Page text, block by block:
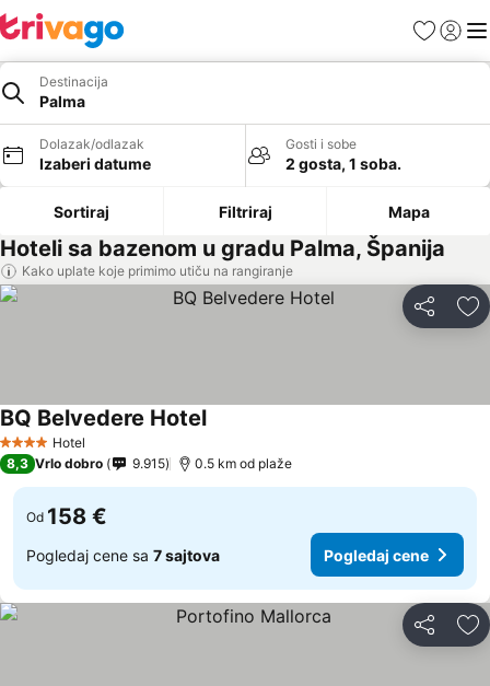
FavoritiPrijavi
Destinacija
Palma
Dolazak/odlazak
Izaberi datume
Gosti i sobe
2 gosta, 1 soba.
Sortiraj Filtriraj Mapa
Hoteli sa bazenom u gradu Palma, Španija
Kako uplate koje primimo utiču na rangiranje
Deli
4 ZvezdiceHotel
BQ Belvedere HotelPogledaj cene
8,3 Vrlo dobro 9.915 0.5 km od plaže
Od 158 €
Pogledaj cene sa 7 sajtova Pogledaj cene
Deli